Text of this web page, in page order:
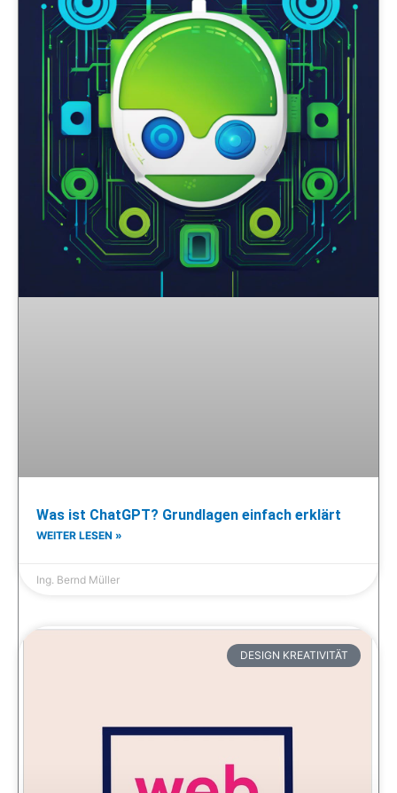
Was ist ChatGPT? Grundlagen einfach erklärt
WEITER LESEN »
Ing. Bernd Müller
DESIGN KREATIVITÄT